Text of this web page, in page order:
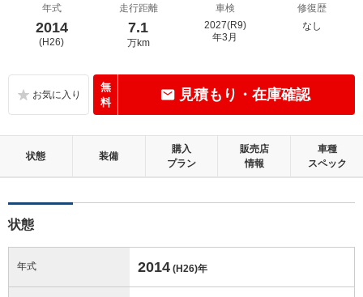
年式
2014
(H26)
走行距離
7.1
万km
車検
2027(R9)
年3月
修復歴
なし
無
料
見積もり・在庫確認
状態 装備
購入
プラン
販売店
情報
車種
スペック
状態
年式 2014 (H26)年